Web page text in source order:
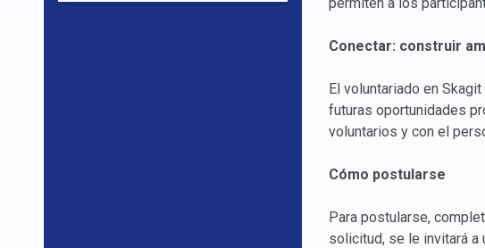
Conectar: construir
El voluntariado en
futuras oportunidades
voluntarios y con el
Cómo postularse
Para postularse,
solicitud, se le invitará a